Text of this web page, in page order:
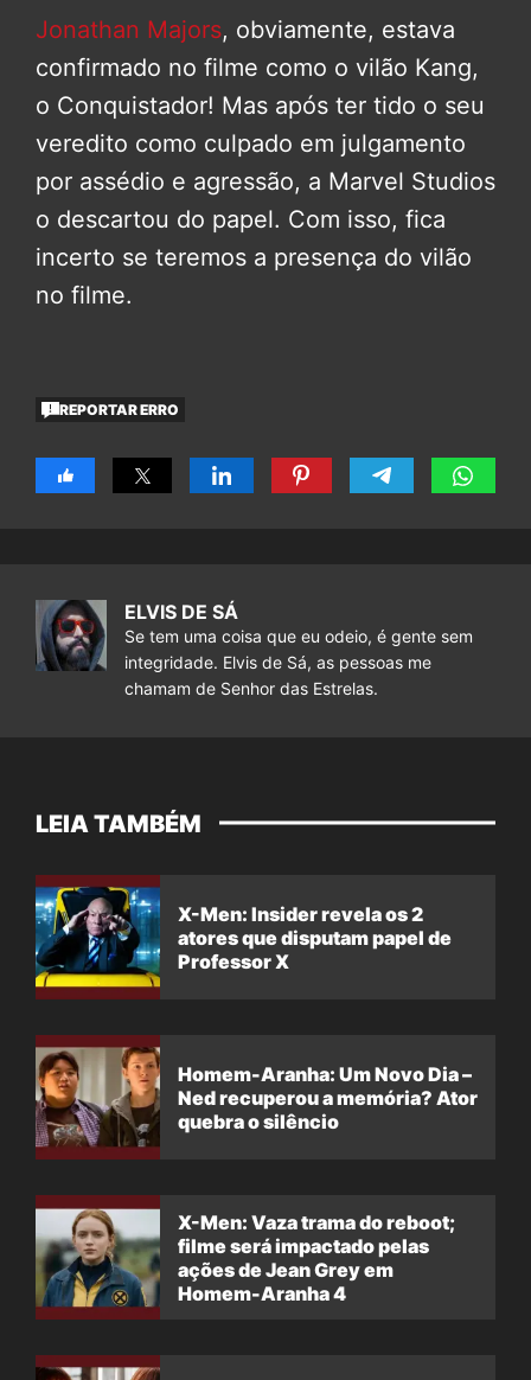
Jonathan Majors, obviamente, estava
confirmado no filme como o vilão Kang,
o Conquistador! Mas após ter tido o seu
veredito como culpado em julgamento
por assédio e agressão, a Marvel Studios
o descartou do papel. Com isso, fica
incerto se teremos a presença do vilão
no filme.
REPORTAR ERRO
ELVIS DE SÁ
Se tem uma coisa que eu odeio, é gente sem
integridade. Elvis de Sá, as pessoas me
chamam de Senhor das Estrelas.
LEIA TAMBÉM
X-Men: Insider revela os 2
atores que disputam papel de
Professor X
Homem-Aranha: Um Novo Dia –
Ned recuperou a memória? Ator
quebra o silêncio
X-Men: Vaza trama do reboot;
filme será impactado pelas
ações de Jean Grey em
Homem-Aranha 4